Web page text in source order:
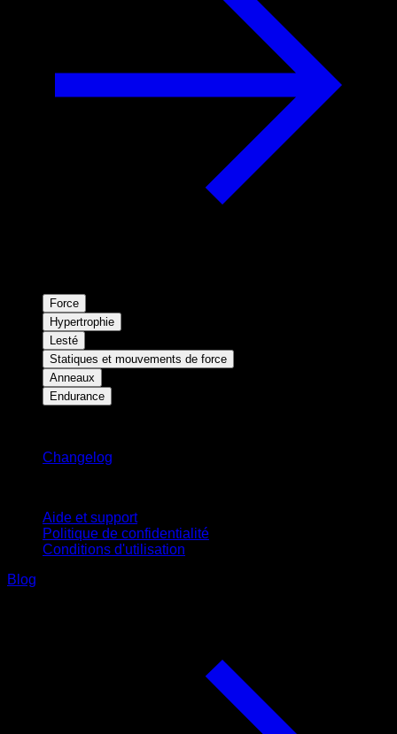
Force
Hypertrophie
Lesté
Statiques et mouvements de force
Anneaux
Endurance
Changelog
Aide et support
Politique de confidentialité
Conditions d'utilisation
Blog